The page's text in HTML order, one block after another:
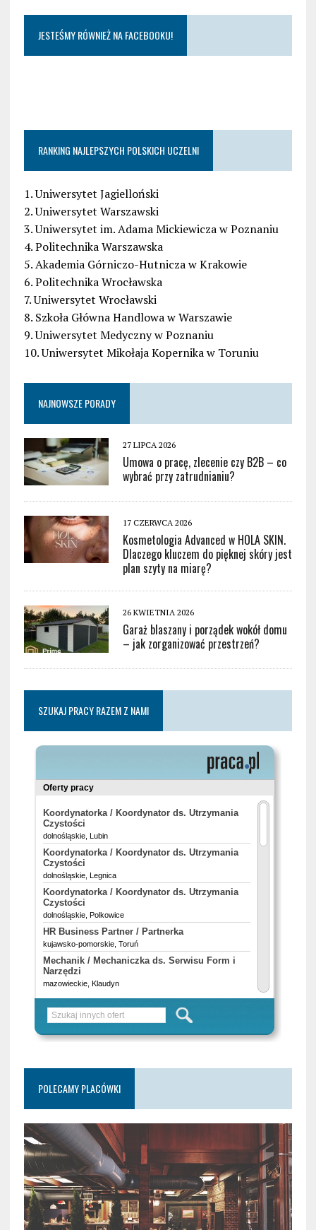
JESTEŚMY RÓWNIEŻ NA FACEBOOKU!
RANKING NAJLEPSZYCH POLSKICH UCZELNI
1. Uniwersytet Jagielloński
2. Uniwersytet Warszawski
3. Uniwersytet im. Adama Mickiewicza w Poznaniu
4. Politechnika Warszawska
5. Akademia Górniczo-Hutnicza w Krakowie
6. Politechnika Wrocławska
7. Uniwersytet Wrocławski
8. Szkoła Główna Handlowa w Warszawie
9. Uniwersytet Medyczny w Poznaniu
10. Uniwersytet Mikołaja Kopernika w Toruniu
NAJNOWSZE PORADY
27 LIPCA 2026
Umowa o pracę, zlecenie czy B2B – co
wybrać przy zatrudnianiu?
17 CZERWCA 2026
Kosmetologia Advanced w HOLA SKIN.
Dlaczego kluczem do pięknej skóry jest
plan szyty na miarę?
26 KWIETNIA 2026
Garaż blaszany i porządek wokół domu
– jak zorganizować przestrzeń?
SZUKAJ PRACY RAZEM Z NAMI
POLECAMY PLACÓWKI